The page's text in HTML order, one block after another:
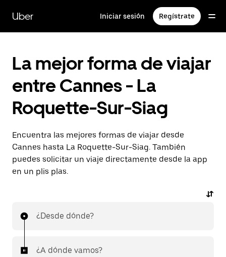
contenido
principal
Uber Iniciar sesión Regístrate
La mejor forma de viajar
entre Cannes - La
Roquette-Sur-Siag
Encuentra las mejores formas de viajar desde
Cannes hasta La Roquette-Sur-Siag. También
puedes solicitar un viaje directamente desde la app
en un plis plas.
¿Desde dónde?
¿A dónde vamos?